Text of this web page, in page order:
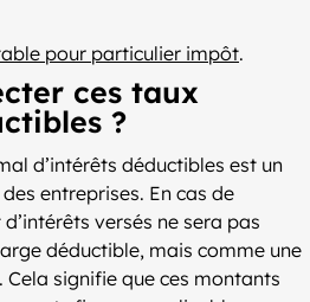
pour particulier impôt.
ces taux
?
d’intérêts déductibles est un
entreprises. En cas de
versés ne sera pas
déductible, mais comme une
signifie que ces montants